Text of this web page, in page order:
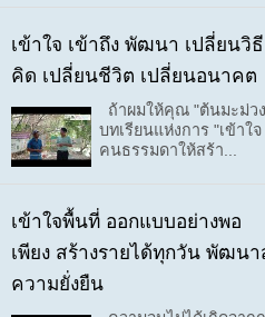
เข้าใจ เข้าถึง พัฒนา เปลี่ยนวิธี
คิด เปลี่ยนชีวิต เปลี่ยนอนาคต
ถ้าผมให้คุณ "ต้นมะม่ว
บทเรียนแห่งการ "เข้าใ
คนธรรมดาให้สร้า...
เข้าใจพื้นที่ ออกแบบอย่างพอ
เพียง สร้างรายได้ทุกวัน พัฒนา
ความยั่งยืน